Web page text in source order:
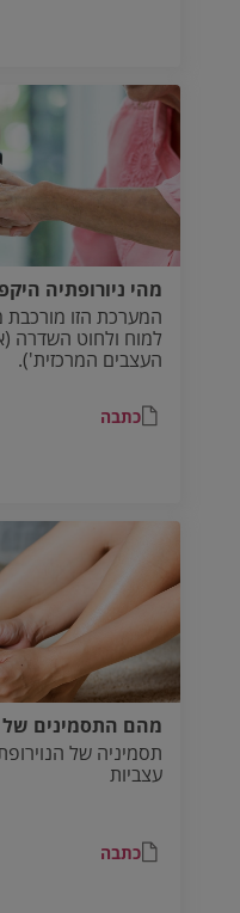
מהי ניורופתיה
המערכת הזו
למוח ולחוט השדרה
העצבים המרכזית').
כתבה
מהם התסמינים של
תסמיניה של
עצביות
כתבה